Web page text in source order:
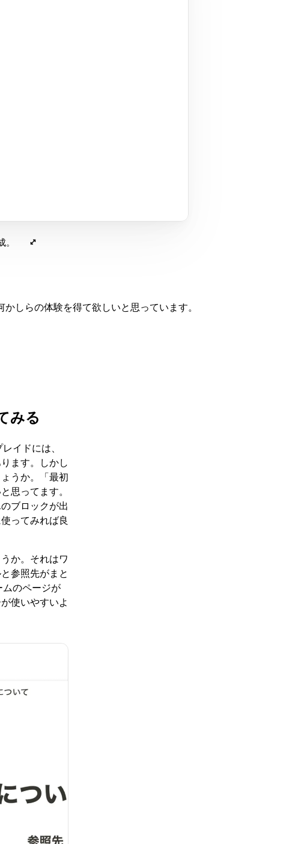
しらの体験を得て欲しいと思っています。
みる
イドには、
ます。しかし
うか。「最初
思ってます。
ブロックが出
ってみれば良
か。それはワ
参照先がまと
のページが
使いやすいよ